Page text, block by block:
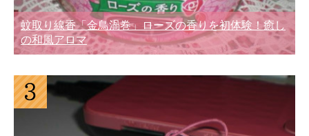
蚊取り線香「金鳥渦巻」ローズの香りを初体験！癒し
の和風アロマ